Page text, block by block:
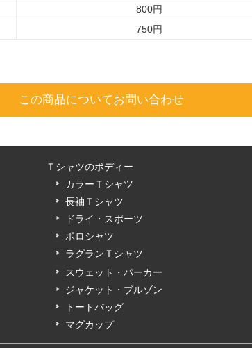
800円
750円
この商品についてお問い合わせ
Ｔシャツのボディー
カラーＴシャツ
長袖Ｔシャツ
ドライ・スポーツ
ポロシャツ
ラグランＴシャツ
スウェット・パーカー
ジャケット・ブルゾン
トートバッグ
マグカップ